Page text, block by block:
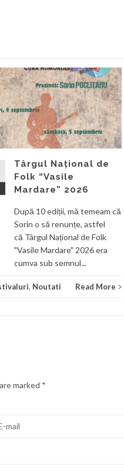
Târgul Național de
Folk “Vasile
Mardare” 2026
După 10 ediții, mă temeam că
Sorin o să renunțe, astfel
că Târgul Național de Folk
"Vasile Mardare" 2026 era
cumva sub semnul...
, Noutati Read More
marked *